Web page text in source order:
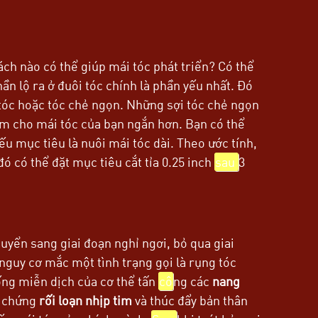
nào có thể giúp mái tóc phát triển? Có thể
lộ ra ở đuôi tóc chính là phần yếu nhất. Đó
hoặc tóc chẻ ngọn. Những sợi tóc chẻ ngọn
cho mái tóc của bạn ngắn hơn. Bạn có thể
mục tiêu là nuôi mái tóc dài. Theo ước tính,
có thể đặt mục tiêu cắt tỉa 0.25 inch sau 3
sang giai đoạn nghỉ ngơi, bỏ qua giai
cơ mắc một tình trạng gọi là rụng tóc
miễn dịch của cơ thể tấn công các nang
rối loạn nhịp tim và thúc đẩy bản thân